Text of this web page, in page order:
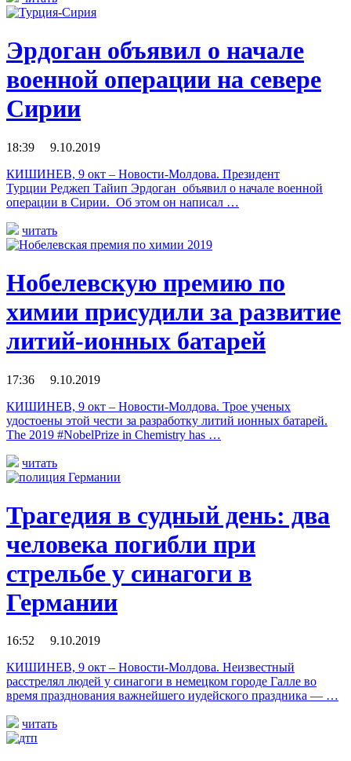
Эрдоган объявил о начале
военной операции на севере
Сирии
18:39 9.10.2019
КИШИНЕВ, 9 окт – Новости-Молдова. Президент
Турции Реджеп Тайип Эрдоган объявил о начале военной
операции в Сирии. Об этом он написал …
читать
Нобелевскую премию по
химии присудили за развитие
литий-ионных батарей
17:36 9.10.2019
КИШИНЕВ, 9 окт – Новости-Молдова. Трое ученых
удостоены этой чести за разработку литий ионных батарей.
The 2019 #NobelPrize in Chemistry has …
читать
Трагедия в судный день: два
человека погибли при
стрельбе у синагоги в
Германии
16:52 9.10.2019
КИШИНЕВ, 9 окт – Новости-Молдова. Неизвестный
расстрелял людей у синагоги в немецком городе Галле во
время празднования важнейшего иудейского праздника — …
читать